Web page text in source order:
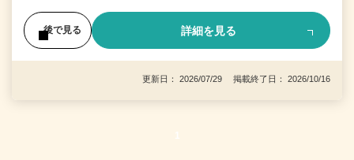
後で見る 詳細を見る
更新日： 2026/07/29 掲載終了日： 2026/10/16
1